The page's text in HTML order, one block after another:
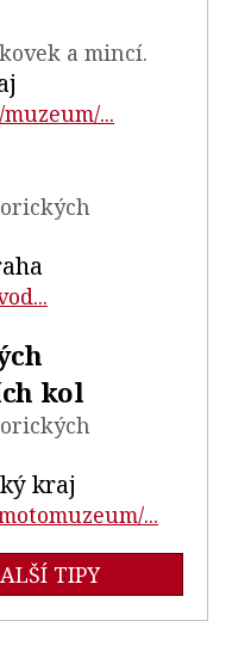
a mincí.
...
kol
kraj
...
TIPY